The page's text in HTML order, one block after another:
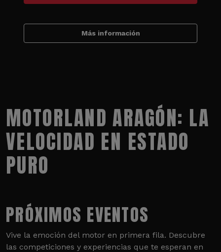
Más información
MOTORLAND ARAGÓN: LA
VELOCIDAD EN ESTADO
PURO
PRÓXIMOS EVENTOS
Vive la emoción del motor en primera fila. Descubre
las competiciones y experiencias que te esperan en